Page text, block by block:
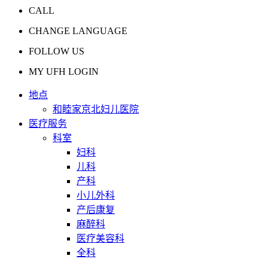
CALL
CHANGE LANGUAGE
FOLLOW US
MY UFH LOGIN
地点
和睦家京北妇儿医院
医疗服务
科室
妇科
儿科
产科
小儿外科
产后康复
麻醉科
医疗美容科
全科